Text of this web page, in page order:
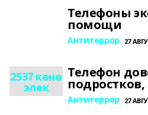
Телефоны
помощи
Антитеррор 27
2537 көнө
элек
Телефон
Антитеррор 27